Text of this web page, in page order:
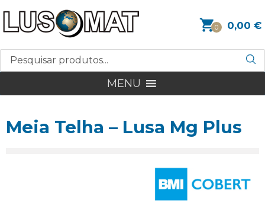
0 0,00 €
MENU
Meia Telha – Lusa Mg Plus